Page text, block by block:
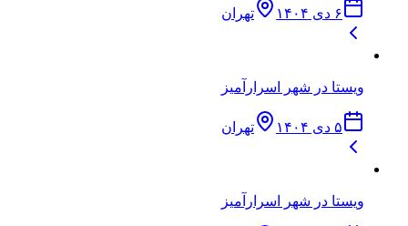
۶ دی ۱۴۰۴ تهران
ویستا در شهر اسرارآمیز
۵ دی ۱۴۰۴ تهران
ویستا در شهر اسرارآمیز